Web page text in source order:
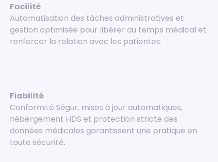
Facilité
Automatisation des tâches administratives et
gestion optimisée pour libérer du temps médical et
renforcer la relation avec les patientes.
Fiabilité
Conformité Ségur, mises à jour automatiques,
hébergement HDS et protection stricte des
données médicales garantissent une pratique en
toute sécurité.